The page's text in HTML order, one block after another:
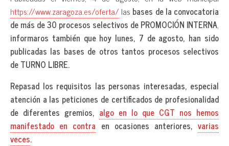
https://www.zaragoza.es/oferta/ las bases de la convocatoria
de más de 30 procesos selectivos de PROMOCIÓN INTERNA,
informaros también que hoy lunes, 7 de agosto, han sido
publicadas las bases de otros tantos procesos selectivos
de TURNO LIBRE.
Repasad los requisitos las personas interesadas, especial
atención a las peticiones de certificados de profesionalidad
de diferentes gremios, algo en lo que CGT nos hemos
manifestado en contra en ocasiones anteriores,varias
veces.